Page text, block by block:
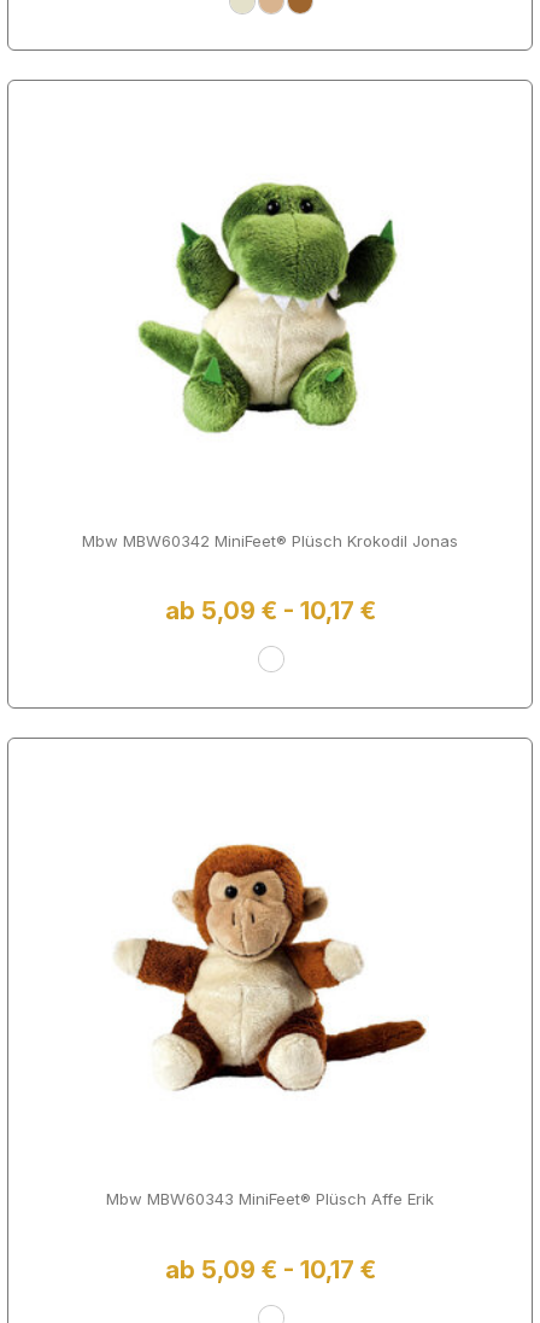
Mbw MBW60342 MiniFeet® Plüsch Krokodil Jonas
ab 5,09 € - 10,17 €
Mbw MBW60343 MiniFeet® Plüsch Affe Erik
ab 5,09 € - 10,17 €